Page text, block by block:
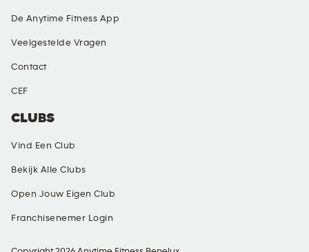
CLUBS
Vind Een Club
Bekijk Alle Clubs
Open Jouw Eigen Club
Franchisenemer Login
De Anytime Fitness App
Veelgestelde Vragen
Contact
CEF